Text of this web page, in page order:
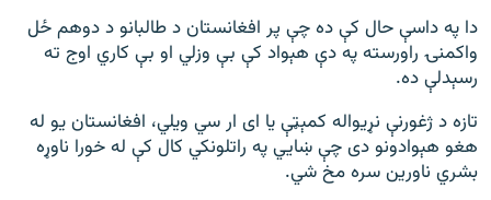
دا په داسې حال کې ده چې پر افغانستان د طالبانو د دوهم ځل
واکمنۍ راورسته په دې هېواد کې بې وزلي او بې کاري اوج ته
رسېدلې ده.
تازه د ژغورنې نړیواله کمېټې یا ای ار سي ویلي، افغانستان یو له
هغو هېوادونو دی چې ښايي په راتلونکي کال کې له خورا ناوړه
بشري ناورین سره مخ شي.